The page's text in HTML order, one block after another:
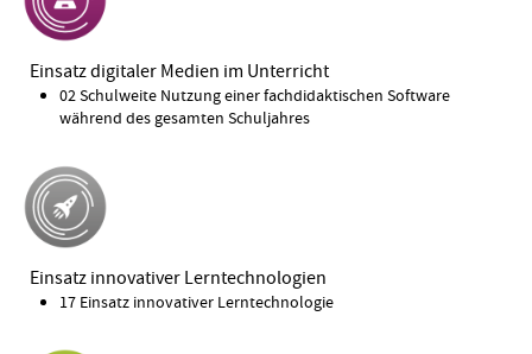
Einsatz digitaler Medien im Unterricht
02 Schulweite Nutzung einer fachdidaktischen Software
während des gesamten Schuljahres
Einsatz innovativer Lerntechnologien
17 Einsatz innovativer Lerntechnologie